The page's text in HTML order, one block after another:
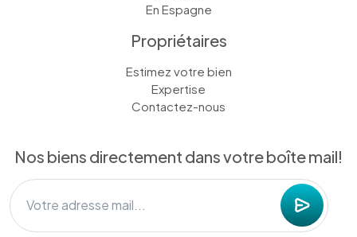
En Espagne
Propriétaires
Estimez votre bien
Expertise
Contactez-nous
Nos biens directement dans votre boîte mail!